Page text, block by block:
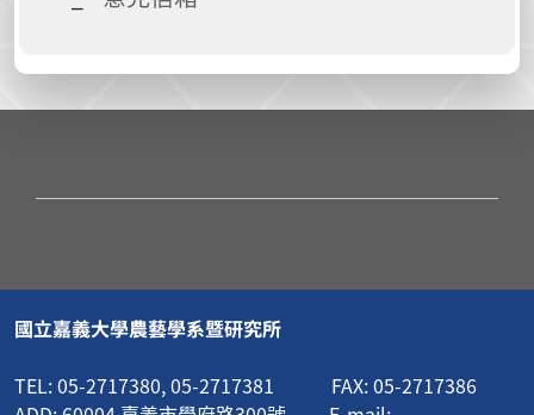
國立嘉義大學農藝學系暨研究所
TEL: 05-2717380, 05-2717381 FAX: 05-2717386